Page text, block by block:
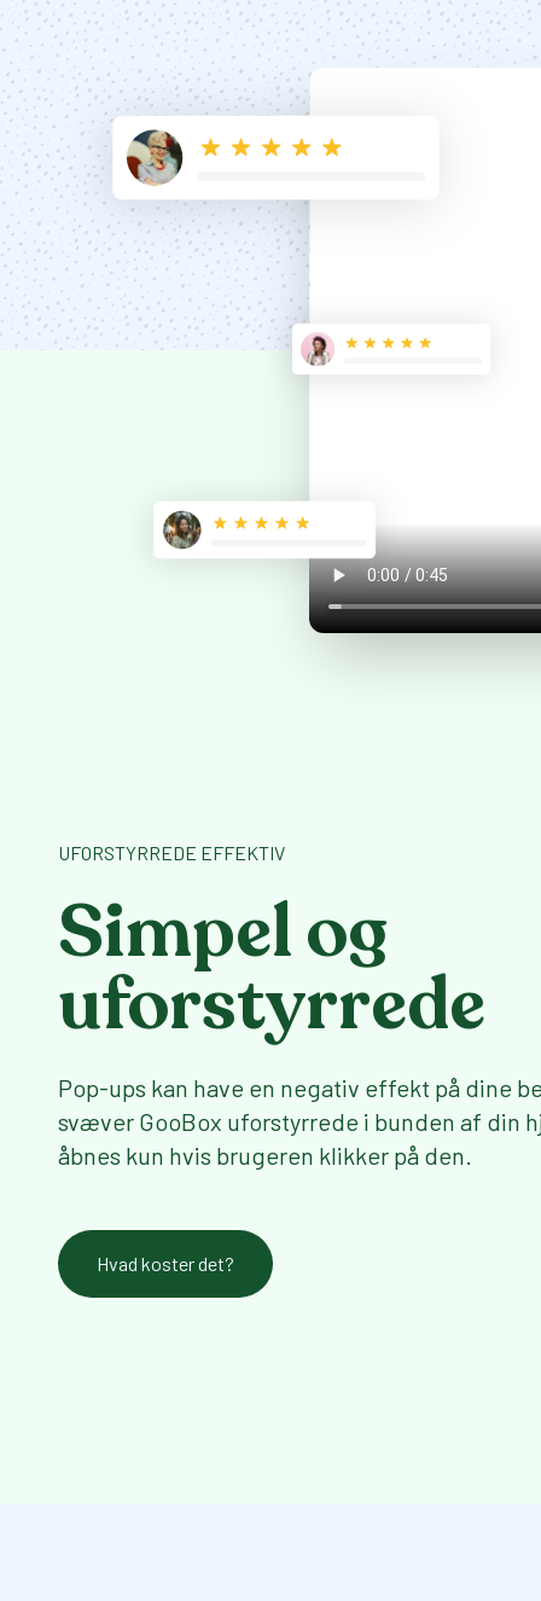
UFORSTYRREDE EFFEKTIV
Simpel og
uforstyrrede
Pop-ups kan have en negativ effekt på dine
svæver GooBox uforstyrrede i bunden af din
åbnes kun hvis brugeren klikker på den.
Hvad koster det?